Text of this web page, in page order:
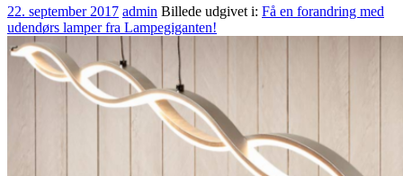
22. september 2017 admin Billede udgivet i: Få en forandring med
udendørs lamper fra Lampegiganten!